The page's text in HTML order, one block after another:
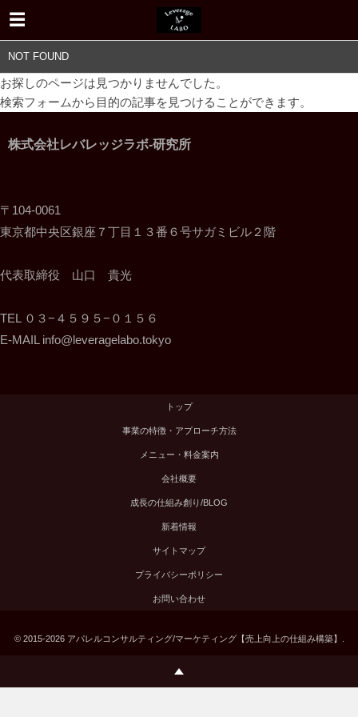
NOT FOUND
お探しのページは見つかりませんでした。
検索フォームから目的の記事を見つけることができます。
株式会社レバレッジラボ-研究所
〒104-0061
東京都中央区銀座７丁目１３番６号サガミビル２階
代表取締役 山口 貴光
TEL ０３−４５９５−０１５６
E-MAIL info@leveragelabo.tokyo
トップ
事業の特徴・アプローチ方法
メニュー・料金案内
会社概要
成長の仕組み創り/BLOG
新着情報
サイトマップ
プライバシーポリシー
お問い合わせ
© 2015-2026 アパレルコンサルティング/マーケティング【売上向上の仕組み構築】